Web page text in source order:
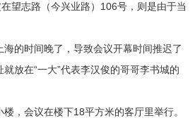
望志路（今兴业路）106号，则是由于当
的时间晚了，导致会议开幕时间推迟了
放在“一大”代表李汉俊的哥哥李书城的
会议在楼下18平方米的客厅里举行。